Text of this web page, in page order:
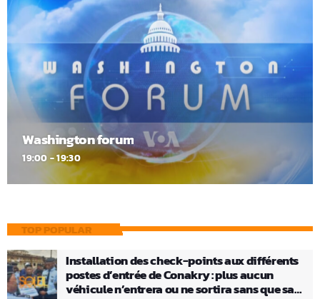
Washington forum
19:00 - 19:30
TOP POPULAR
Installation des check-points aux différents
postes d’entrée de Conakry : plus aucun
véhicule n’entrera ou ne sortira sans que sa